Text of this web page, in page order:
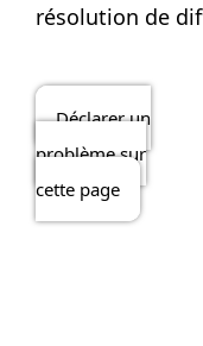
résolution de
Déclarer un
problème sur
cette page